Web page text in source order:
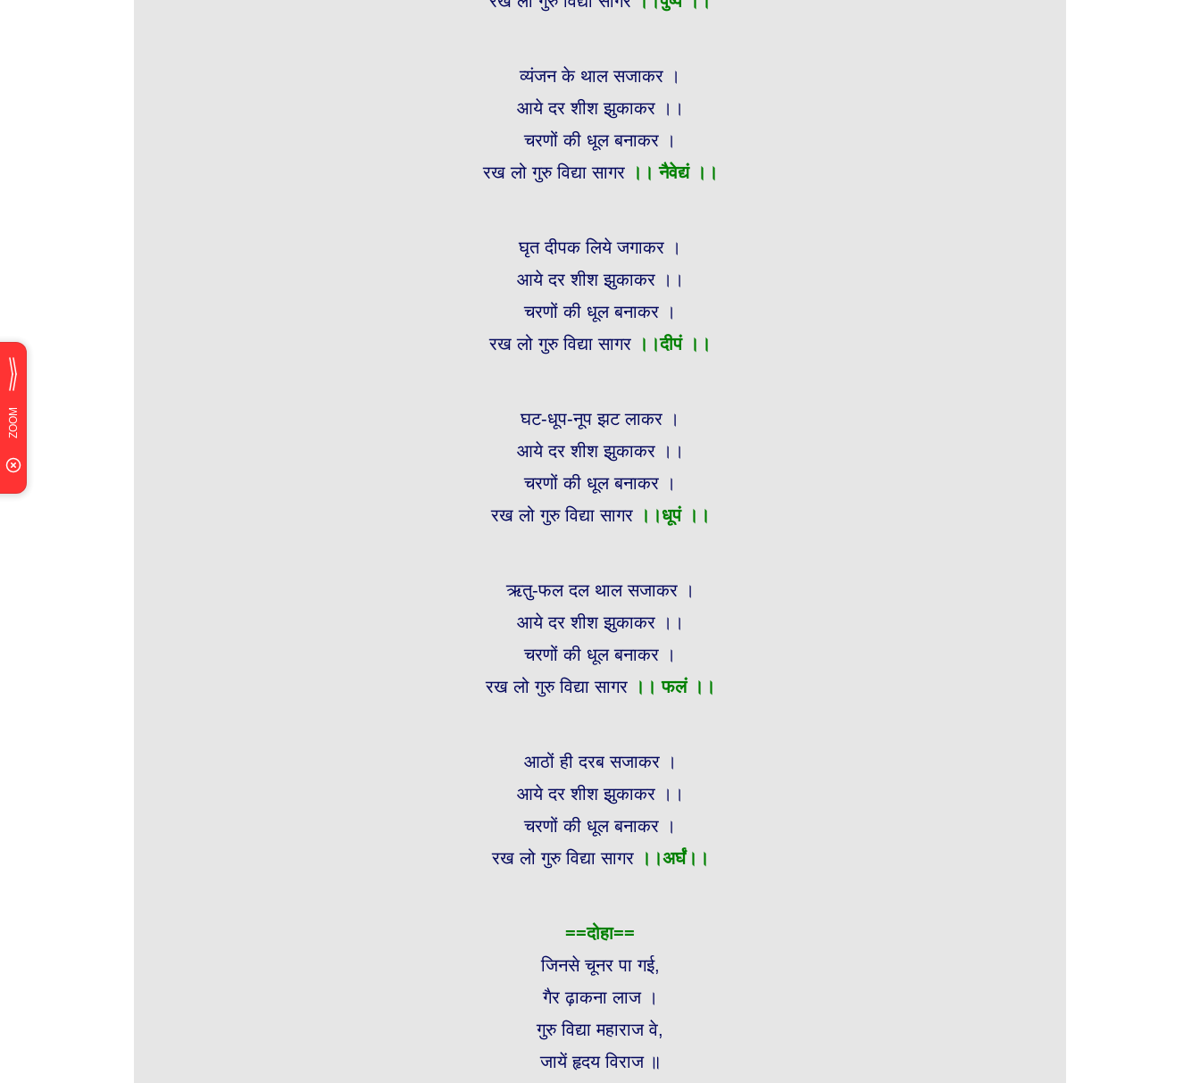
व्यंजन के थाल सजाकर ।
आये दर शीश झुकाकर ।।
चरणों की धूल बनाकर ।
रख लो गुरु विद्या सागर ।। नैवेद्यं ।।
घृत दीपक लिये जगाकर ।
आये दर शीश झुकाकर ।।
चरणों की धूल बनाकर ।
रख लो गुरु विद्या सागर ।।दीपं ।।
घट-धूप-नूप झट लाकर ।
आये दर शीश झुकाकर ।।
चरणों की धूल बनाकर ।
रख लो गुरु विद्या सागर ।।धूपं ।।
ऋतु-फल दल थाल सजाकर ।
आये दर शीश झुकाकर ।।
चरणों की धूल बनाकर ।
रख लो गुरु विद्या सागर ।। फलं ।।
आठों ही दरब सजाकर ।
आये दर शीश झुकाकर ।।
चरणों की धूल बनाकर ।
रख लो गुरु विद्या सागर ।।अर्घं।।
==दोहा==
जिनसे चूनर पा गई,
गैर ढ़ाकना लाज ।
गुरु विद्या महाराज वे,
जायें हृदय विराज ॥